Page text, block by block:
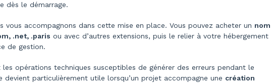
dès le démarrage.
vous accompagnons dans cette mise en place. Vous pouvez acheter un nom
.net, .paris ou avec d’autres extensions, puis le relier à votre hébergement
de gestion.
opérations techniques susceptibles de générer des erreurs pendant le
devient particulièrement utile lorsqu’un projet accompagne une création